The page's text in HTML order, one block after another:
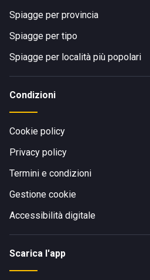
Spiagge per provincia
Spiagge per tipo
Spiagge per località più popolari
Condizioni
Cookie policy
Privacy policy
Termini e condizioni
Gestione cookie
Accessibilità digitale
Scarica l'app